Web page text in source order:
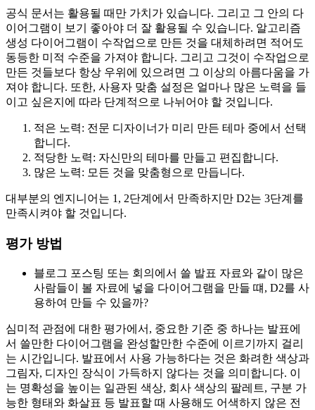
공식 문서는 활용될 때만 가치가 있습니다. 그리고 그 안의 다
이어그램이 보기 좋아야 더 잘 활용될 수 있습니다. 알고리즘
생성 다이어그램이 수작업으로 만든 것을 대체하려면 적어도
동등한 미적 수준을 가져야 합니다. 그리고 그것이 수작업으로
만든 것들보다 항상 우위에 있으려면 그 이상의 아름다움을 가
져야 합니다. 또한, 사용자 맞춤 설정은 얼마나 많은 노력을 들
이고 싶은지에 따라 단계적으로 나뉘어야 할 것입니다.
적은 노력: 전문 디자이너가 미리 만든 테마 중에서 선택
합니다.
적당한 노력: 자신만의 테마를 만들고 편집합니다.
많은 노력: 모든 것을 맞춤형으로 만듭니다.
대부분의 엔지니어는 1, 2단계에서 만족하지만 D2는 3단계를
만족시켜야 할 것입니다.
평가 방법
블로그 포스팅 또는 회의에서 쓸 발표 자료와 같이 많은
사람들이 볼 자료에 넣을 다이어그램을 만들 떄, D2를 사
용하여 만들 수 있을까?
심미적 관점에 대한 평가에서, 중요한 기준 중 하나는 발표에
서 쓸만한 다이어그램을 완성할만한 수준에 이르기까지 걸리
는 시간입니다. 발표에서 사용 가능하다는 것은 화려한 색상과
그림자, 디자인 장식이 가득하지 않다는 것을 의미합니다. 이
는 명확성을 높이는 일관된 색상, 회사 색상의 팔레트, 구분 가
능한 형태와 화살표 등 발표할 때 사용해도 어색하지 않은 전